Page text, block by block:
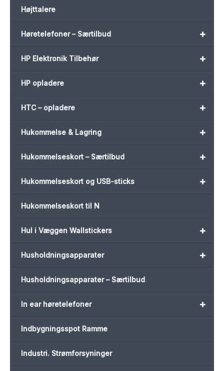
Højttalere
+
Høretelefoner – Særtilbud
+
HP Elektronik Tilbehør
+
HP opladere
+
HTC – opladere
+
Hukommelse & Lagring
+
Hukommelseskort – Særtilbud
+
Hukommelseskort og USB-sticks
Hukommelseskort til N
+
Hul i Væggen Wallstickers
+
Husholdningsapparater
Husholdningsapparater – Særtilbud
+
In ear høretelefoner
Indbygningsspot Ramme
Industri. Strømforsyninger